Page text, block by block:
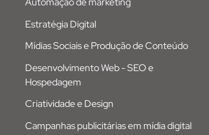
Estratégia Digital
Mídias Sociais e Produção de Conteúdo
Desenvolvimento Web - SEO e
Hospedagem
Criatividade e Design
Campanhas publicitárias em mídia digital